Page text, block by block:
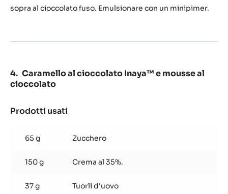
65%
di
sopra al cioccolato fuso. Emulsionare con un minipimer.
Caramello al cioccolato Inaya™ e mousse al
cioccolato
Prodotti usati
cioccolato
e
al
65 g Zucchero
150 g Crema al 35%.
37 g Tuorli d'uovo